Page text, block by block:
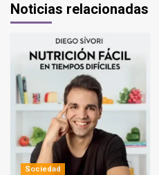
Noticias relacionadas
Sociedad